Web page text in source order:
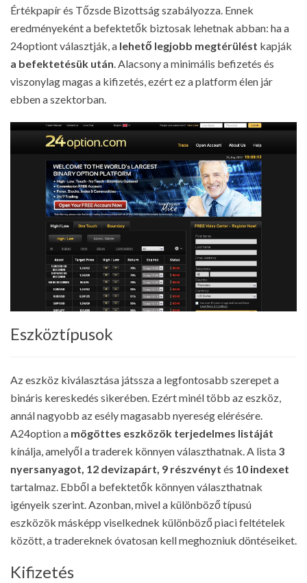
Értékpapír és Tőzsde Bizottság szabályozza. Ennek
eredményeként a befektetők biztosak lehetnak abban: ha a
24optiont választják, a lehető legjobb megtérülést kapják
a befektetésük után. Alacsony a minimális befizetés és
viszonylag magas a kifizetés, ezért ez a platform élen jár
ebben a szektorban.
Eszköztípusok
Az eszköz kiválasztása játssza a legfontosabb szerepet a
bináris kereskedés sikerében. Ezért minél több az eszköz,
annál nagyobb az esély magasabb nyereség elérésére.
A24option a mögöttes eszközök terjedelmes listáját
kínálja, amelyől a traderek könnyen választhatnak. A lista 3
nyersanyagot, 12 devizapárt, 9 részvényt és 10 indexet
tartalmaz. Ebből a befektetők könnyen választhatnak
igényeik szerint. Azonban, mivel a különböző típusú
eszközök másképp viselkednek különböző piaci feltételek
között, a tradereknek óvatosan kell meghozniuk döntéseiket.
Kifizetés